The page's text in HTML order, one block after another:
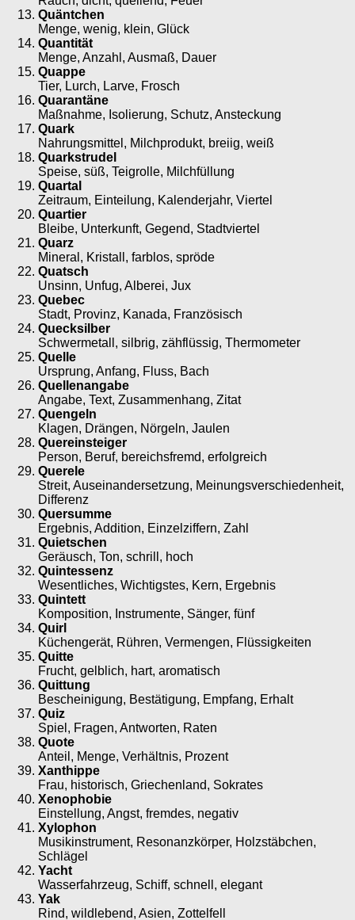
Quäntchen
Menge, wenig, klein, Glück
Quantität
Menge, Anzahl, Ausmaß, Dauer
Quappe
Tier, Lurch, Larve, Frosch
Quarantäne
Maßnahme, Isolierung, Schutz, Ansteckung
Quark
Nahrungsmittel, Milchprodukt, breiig, weiß
Quarkstrudel
Speise, süß, Teigrolle, Milchfüllung
Quartal
Zeitraum, Einteilung, Kalenderjahr, Viertel
Quartier
Bleibe, Unterkunft, Gegend, Stadtviertel
Quarz
Mineral, Kristall, farblos, spröde
Quatsch
Unsinn, Unfug, Alberei, Jux
Quebec
Stadt, Provinz, Kanada, Französisch
Quecksilber
Schwermetall, silbrig, zähflüssig, Thermometer
Quelle
Ursprung, Anfang, Fluss, Bach
Quellenangabe
Angabe, Text, Zusammenhang, Zitat
Quengeln
Klagen, Drängen, Nörgeln, Jaulen
Quereinsteiger
Person, Beruf, bereichsfremd, erfolgreich
Querele
Streit, Auseinandersetzung, Meinungsverschiedenheit,
Differenz
Quersumme
Ergebnis, Addition, Einzelziffern, Zahl
Quietschen
Geräusch, Ton, schrill, hoch
Quintessenz
Wesentliches, Wichtigstes, Kern, Ergebnis
Quintett
Komposition, Instrumente, Sänger, fünf
Quirl
Küchengerät, Rühren, Vermengen, Flüssigkeiten
Quitte
Frucht, gelblich, hart, aromatisch
Quittung
Bescheinigung, Bestätigung, Empfang, Erhalt
Quiz
Spiel, Fragen, Antworten, Raten
Quote
Anteil, Menge, Verhältnis, Prozent
Xanthippe
Frau, historisch, Griechenland, Sokrates
Xenophobie
Einstellung, Angst, fremdes, negativ
Xylophon
Musikinstrument, Resonanzkörper, Holzstäbchen,
Schlägel
Yacht
Wasserfahrzeug, Schiff, schnell, elegant
Yak
Rind, wildlebend, Asien, Zottelfell